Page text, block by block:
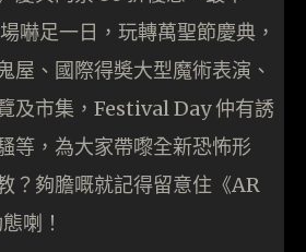
嚇足一日，玩轉萬聖節慶典，
屋、國際得奬大型魔術表演、
及市集，Festival Day 仲有誘
等，為大家帶嚟全新恐怖形
？夠膽嘅就記得留意住《AR
喇！